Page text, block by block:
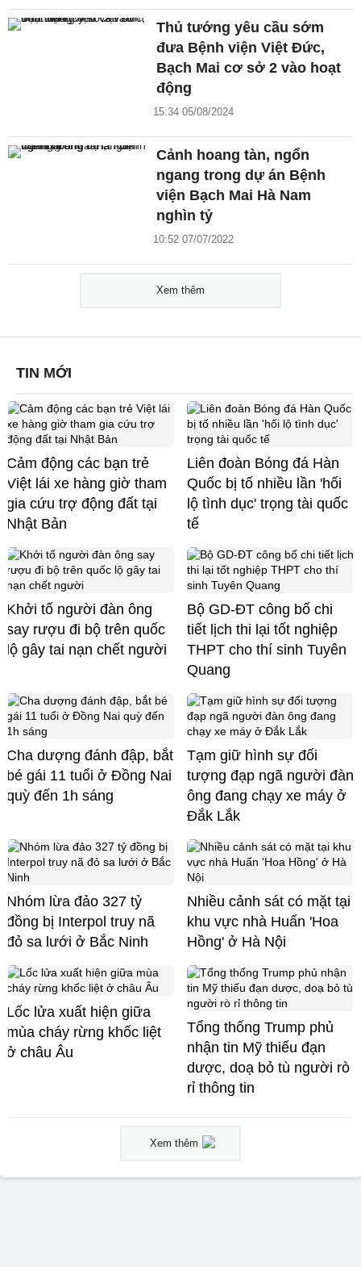
Thủ tướng yêu cầu sớm
đưa Bệnh viện Việt Đức,
Bạch Mai cơ sở 2 vào hoạt
động
15:34 05/08/2024
Cảnh hoang tàn, ngổn
ngang trong dự án Bệnh
viện Bạch Mai Hà Nam
nghìn tỷ
10:52 07/07/2022
Xem thêm
TIN MỚI
Cảm động các bạn trẻ
Việt lái xe hàng giờ tham
gia cứu trợ động đất tại
Nhật Bản
Liên đoàn Bóng đá Hàn
Quốc bị tố nhiều lần 'hối
lộ tình dục' trọng tài quốc
tế
Khởi tố người đàn ông
say rượu đi bộ trên quốc
lộ gây tai nạn chết người
Bộ GD-ĐT công bố chi
tiết lịch thi lại tốt nghiệp
THPT cho thí sinh Tuyên
Quang
Cha dượng đánh đập, bắt
bé gái 11 tuổi ở Đồng Nai
quỳ đến 1h sáng
Tạm giữ hình sự đối
tượng đạp ngã người đàn
ông đang chạy xe máy ở
Đắk Lắk
Nhóm lừa đảo 327 tỷ
đồng bị Interpol truy nã
đỏ sa lưới ở Bắc Ninh
Nhiều cảnh sát có mặt tại
khu vực nhà Huấn 'Hoa
Hồng' ở Hà Nội
Lốc lửa xuất hiện giữa
mùa cháy rừng khốc liệt
ở châu Âu
Tổng thống Trump phủ
nhận tin Mỹ thiếu đạn
dược, doạ bỏ tù người rò
rỉ thông tin
Xem thêm